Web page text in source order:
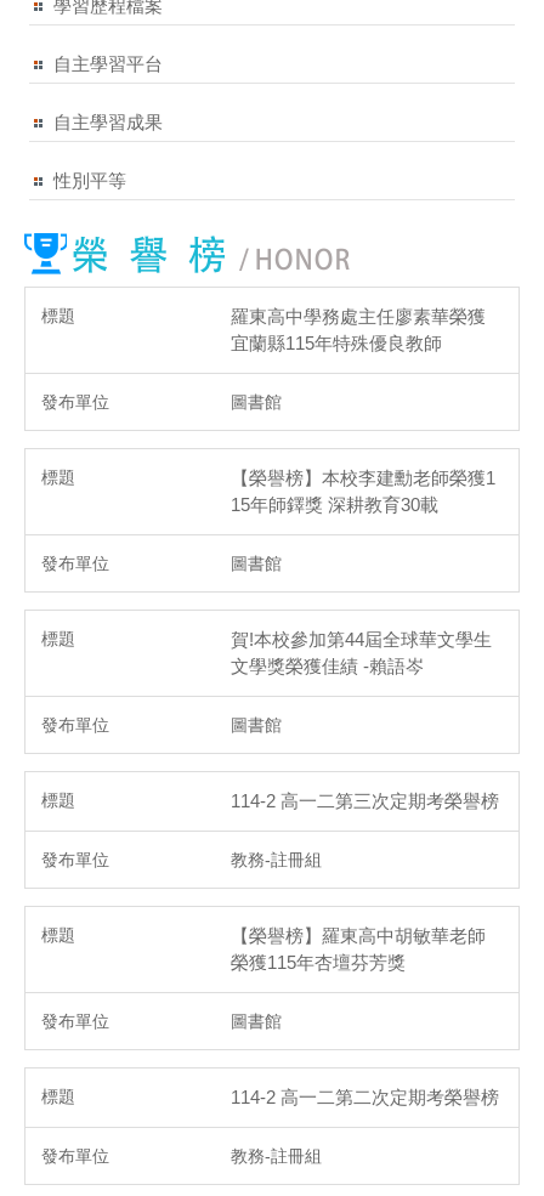
學習歷程檔案
自主學習平台
自主學習成果
性別平等
羅東高中學務處主任廖素華榮獲
宜蘭縣115年特殊優良教師
圖書館
【榮譽榜】本校李建勳老師榮獲1
15年師鐸獎 深耕教育30載
圖書館
賀!本校參加第44屆全球華文學生
文學獎榮獲佳績 -賴語岑
圖書館
114-2 高一二第三次定期考榮譽榜
教務-註冊組
【榮譽榜】羅東高中胡敏華老師
榮獲115年杏壇芬芳獎
圖書館
114-2 高一二第二次定期考榮譽榜
教務-註冊組